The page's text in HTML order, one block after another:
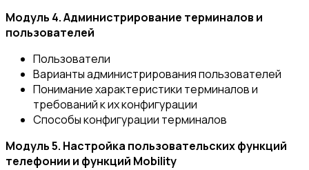
Модуль 4. Администрирование терминалов и
пользователей
Пользователи
Варианты администрирования пользователей
Понимание характеристики терминалов и
требований к их конфигурации
Способы конфигурации терминалов
Модуль 5. Настройка пользовательских функций
телефонии и функций Mobility